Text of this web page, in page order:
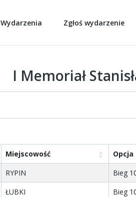
Wydarzenia Zgłoś wydarzenie
I Memoriał
Miejscowość Opcja
RYPIN Bieg
ŁUBKI Bieg